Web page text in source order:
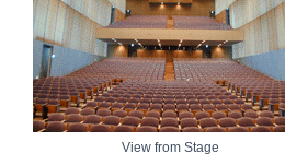
View from Stage